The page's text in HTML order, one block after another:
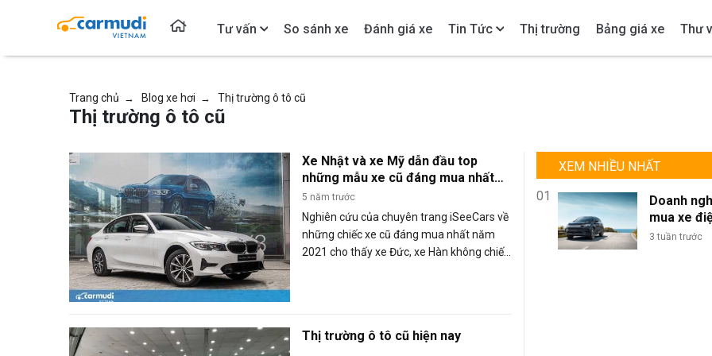
Tư vấn So sánh xe Đánh giá xe Tin Tức Thị trường Bảng giá xe Thư
Trang chủ → Blog xe hơi → Thị trường ô tô cũ
Thị trường ô tô cũ
Xe Nhật và xe Mỹ dẫn đầu top
những mẫu xe cũ đáng mua nhất
trong năm 2021
5 năm trước
Nghiên cứu của chuyên trang iSeeCars về
những chiếc xe cũ đáng mua nhất năm
2021 cho thấy xe Đức, xe Hàn không chiến
Thị trường ô tô cũ hiện nay
XEM NHIỀU NHẤT
01
Doanh
mua xe
lượng lớn:
3 tuần trước